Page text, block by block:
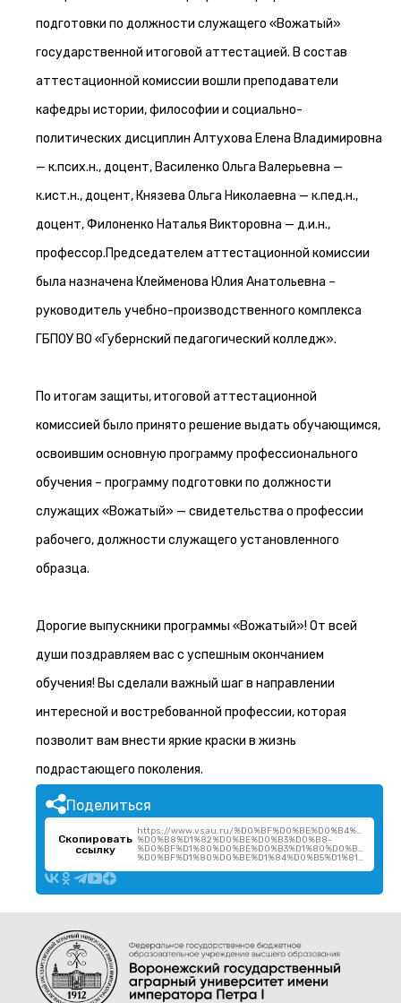
подготовки по должности служащего «Вожатый»
государственной итоговой аттестацией. В состав
аттестационной комиссии вошли преподаватели
кафедры истории, философии и социально-
политических дисциплин Алтухова Елена Владимировна
— к.псих.н., доцент, Василенко Ольга Валерьевна —
к.ист.н., доцент, Князева Ольга Николаевна — к.пед.н.,
доцент, Филоненко Наталья Викторовна — д.и.н.,
профессор.Председателем аттестационной комиссии
была назначена Клейменова Юлия Анатольевна –
руководитель учебно-производственного комплекса
ГБПОУ ВО «Губернский педагогический колледж».
По итогам защиты, итоговой аттестационной
комиссией было принято решение выдать обучающимся,
освоившим основную программу профессионального
обучения – программу подготовки по должности
служащих «Вожатый» — свидетельства о профессии
рабочего, должности служащего установленного
образца.
Дорогие выпускники программы «Вожатый»! От всей
души поздравляем вас с успешным окончанием
обучения! Вы сделали важный шаг в направлении
интересной и востребованной профессии, которая
позволит вам внести яркие краски в жизнь
подрастающего поколения.
Поделиться
Скопировать
ссылку
https://www.vsau.ru/
%D0%B8%D1%82%D0%BE%D0%B3%D0%B8-
%D0%BF%D1%80%D0%BE%D1%84%D0%B5%D1%81%D1%81%D0%B8%D0%BE/